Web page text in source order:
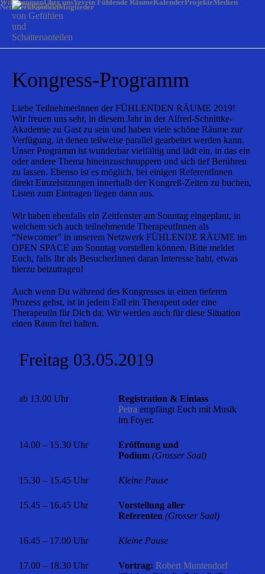
WillkommenÜber unsVerein Fühlende RäumeKalenderProjekteMedien
NetzwerkKontaktMitglieder
Kongress-Programm
Liebe TeilnehmerInnen der FÜHLENDEN RÄUME 2019!
Wir freuen uns sehr, in diesem Jahr in der Alfred-Schnittke-
Akademie zu Gast zu sein und haben viele schöne Räume zur
Verfügung, in denen teilweise parallel gearbeitet werden kann.
Unser Programm ist wunderbar vielfältig und lädt ein, in das ein
oder andere Thema hineinzuschnuppern und sich tief Berühren
zu lassen. Ebenso ist es möglich, bei einigen ReferentInnen
direkt Einzelsitzungen innerhalb der Kongreß-Zeiten zu buchen,
Listen zum Eintragen liegen dann aus.
Wir haben ebenfalls ein Zeitfenster am Sonntag eingeplant, in
welchem sich auch teilnehmende TherapeutInnen als
“Newcomer” in unserem Netzwerk FÜHLENDE RÄUME im
OPEN SPACE am Sonntag vorstellen können. Bitte meldet
Euch, falls Ihr als BesucherInnen daran Interesse habt, etwas
hierzu beizutragen!
Auch wenn Du während des Kongresses in einen tieferen
Prozess gehst, ist in jedem Fall ein Therapeut oder eine
Therapeutin für Dich da. Wir werden auch für diese Situation
einen Raum frei halten.
Freitag 03.05.2019
ab 13.00 Uhr Registration & Einlass
Petra empfängt Euch mit Musik
im Foyer.
14.00 – 15.30 Uhr
Eröffnung und
Podium (Grosser Saal)
15.30 – 15.45 Uhr Kleine Pause
15.45 – 16.45 Uhr
Vorstellung aller
Referenten (Grosser Saal)
16.45 – 17.00 Uhr Kleine Pause
17.00 – 18.30 Uhr Vortrag: Robert Muntendorf